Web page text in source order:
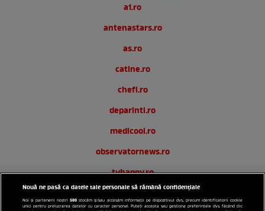
a1.ro
antenastars.ro
as.ro
catine.ro
chefi.ro
deparinti.ro
medicool.ro
observatornews.ro
tvhappy.ro
useit.ro
Nouă ne pasă ca datele tale personale să rămână confidențiale
Noi și partenerii noștri589 stocăm și/sau accesăm informații pe dispozitivul dvs., precum identificatorii cookie
unici pentru prelucrarea datelor cu caracter personal. Puteți accepta sau gestiona preferințele dvs. făcând clic